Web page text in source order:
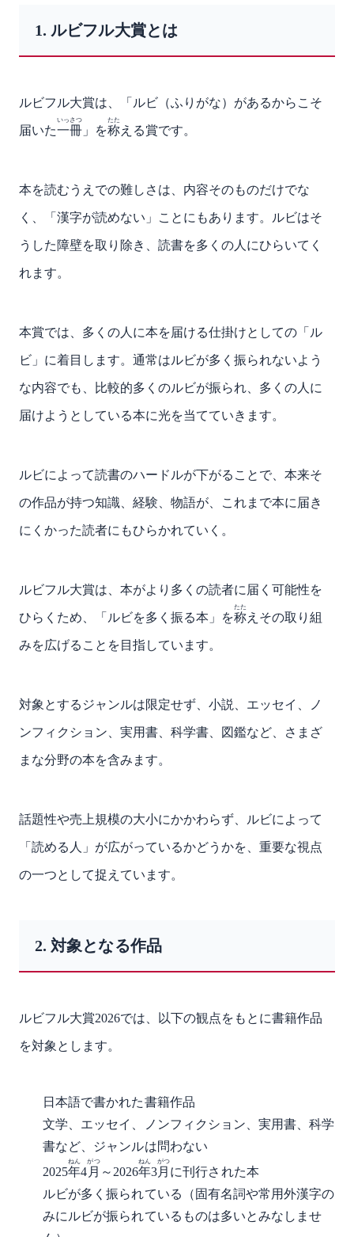
1. ルビフル大賞とは
ルビフル大賞は、「ルビ（ふりがな）があるからこそ
届いた一冊
いっさつ
」を称
たた
える賞です。
本を読むうえでの難しさは、内容そのものだけでな
く、「漢字が読めない」ことにもあります。 ルビはそ
うした障壁を取り除き、読書を多くの人にひらいてく
れます。
本賞では、多くの人に本を届ける仕掛けとしての「ル
ビ」に着目します。通常はルビが多く振られないよう
な内容でも、比較的多くのルビが振られ、多くの人に
届けようとしている本に光を当てていきます。
ルビによって読書のハードルが下がることで、本来そ
の作品が持つ知識、経験、物語が、これまで本に届き
にくかった読者にもひらかれていく。
ルビフル大賞は、本がより多くの読者に届く可能性を
ひらくため、「ルビを多く振る本」を称
たた
えその取り組
みを広げることを目指しています。
対象とするジャンルは限定せず、小説、エッセイ、ノ
ンフィクション、実用書、科学書、図鑑など、さまざ
まな分野の本を含みます。
話題性や売上規模の大小にかかわらず、ルビによって
「読める人」が広がっているかどうかを、重要な視点
の一つとして捉えています。
2. 対象となる作品
ルビフル大賞2026では、以下の観点をもとに書籍作品
を対象とします。
日本語で書かれた書籍作品
文学、エッセイ、ノンフィクション、実用書、科学
書など、ジャンルは問わない
2025年
ねん
4 月
がつ
～2026年
ねん
3月
がつ
に刊行された本
ルビが多く振られている（固有名詞や常用外漢字の
みにルビが振られているものは多いとみなしませ